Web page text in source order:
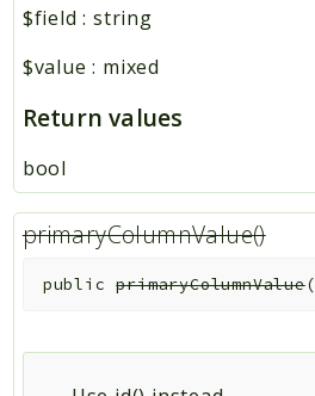
$field : string
$value : mixed
Return values
bool
primaryColumnValue()
public primaryColumnValue(